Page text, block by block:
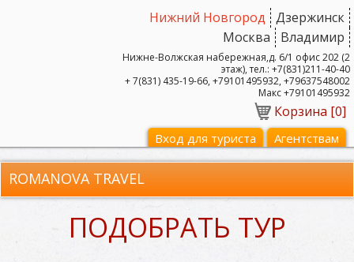
Дзержинск
Нижний Новгород
Владимир
Москва
Нижне-Волжская набережная,д. 6/1 офис 202 (2
этаж), тел.: +7(831)211-40-40
+ 7(831) 435-19-66, +79101495932, +79637548002
Макс +79101495932
Корзина [0]
Вход для туриста Агентствам
ROMANOVA TRAVEL
ПОДОБРАТЬ ТУР